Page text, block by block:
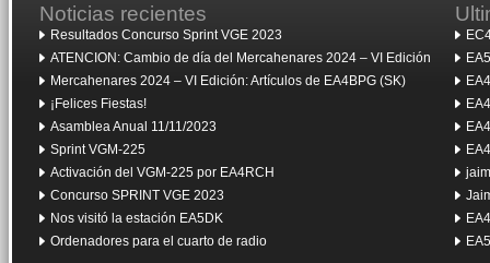
Noticias recientes
Resultados Concurso Sprint VGE 2023
ATENCION: Cambio de día del Mercahenares 2024 – VI Edición
Mercahenares 2024 – VI Edición: Artículos de EA4BPG (SK)
¡Felices Fiestas!
Asamblea Anual 11/11/2023
Sprint VGM-225
Activación del VGM-225 por EA4RCH
Concurso SPRINT VGE 2023
Nos visitó la estación EA5DK
Ordenadores para el cuarto de radio